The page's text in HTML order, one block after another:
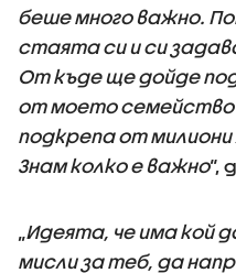
беше много важно.
стаята си и си
От къде ще дойде
от моето
подкрепа от милиони
Знам колко е важно“,
„Идеята, че има кой
мисли за теб, да